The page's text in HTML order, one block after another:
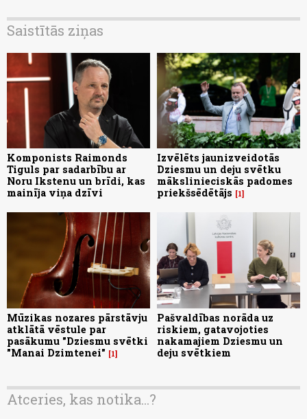
Saistītās ziņas
Komponists Raimonds
Tiguls par sadarbību ar
Noru Ikstenu un brīdi, kas
mainīja viņa dzīvi
Izvēlēts jaunizveidotās
Dziesmu un deju svētku
mākslinieciskās padomes
priekšsēdētājs
1
Mūzikas nozares pārstāvju
atklātā vēstule par
pasākumu "Dziesmu svētki
"Manai Dzimtenei"
1
Pašvaldības norāda uz
riskiem, gatavojoties
nakamajiem Dziesmu un
deju svētkiem
Atceries, kas notika...?